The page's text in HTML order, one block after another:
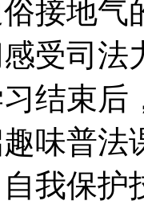
接地
受司法
结束
味普法
我保护